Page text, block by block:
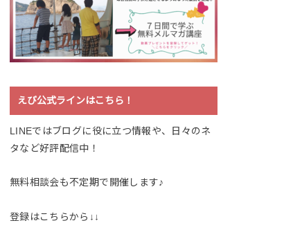
えび公式ラインはこちら！
LINEではブログに役に立つ情報や、日々のネ
タなど好評配信中！
無料相談会も不定期で開催します♪
登録はこちらから↓↓